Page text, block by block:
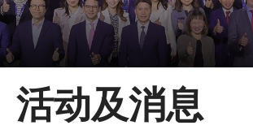
主页
关于LSCM
活动及消息